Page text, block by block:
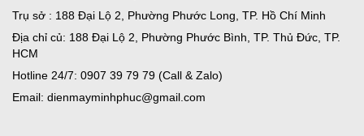
Trụ sở : 188 Đại Lộ 2, Phường Phước Long, TP. Hồ Chí Minh
Địa chỉ củ: 188 Đại Lộ 2, Phường Phước Bình, TP. Thủ Đức, TP.
HCM
Hotline 24/7: 0907 39 79 79 (Call & Zalo)
Email: dienmayminhphuc@gmail.com